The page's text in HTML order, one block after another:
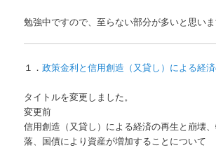
勉強中ですので、至らない部分が多いと思いま
１．政策金利と信用創造（又貸し）による経
タイトルを変更しました。
変更前
信用創造（又貸し）による経済の再生と崩壊
落、国債により資産が増加することについて